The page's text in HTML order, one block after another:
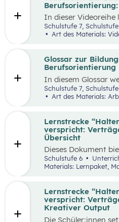
ihren Lernprozess
In dieser Videoreihe
wie sie
wirken und
Schulstufe 7,
Art des Materials:
Glossar zur
Berufsorientierung
In diesem Glossar
zum Thema
erklärt. Zusätzlich
Schulstufe 7,
Art des Materials:
Lernstrecke
verspricht:
Übersicht
Dieses Dokument
alle Materialien, die
was man verspricht
Schulstufe 6
Materials: Lernpaket,
Lernstrecke
verspricht:
Kreativer Output
Die Schüler:innen